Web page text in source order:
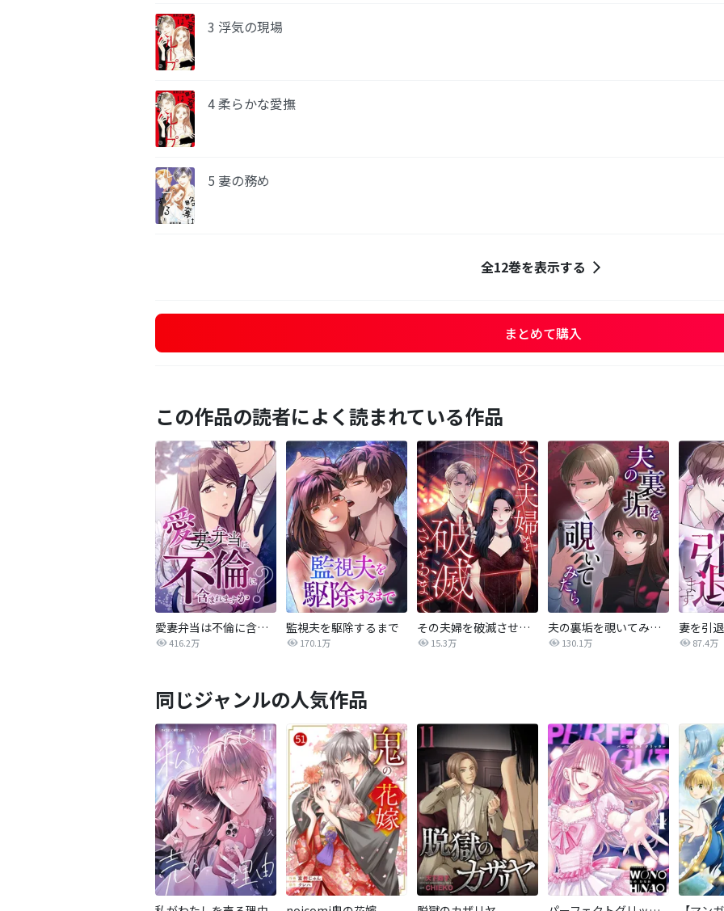
3 浮気の現場
4 柔らかな愛撫
5 妻の務め
全12巻を表示する
まとめて購入
この作品の読者によく読まれている作品
愛妻弁当は不倫に含まれますか？
416.2万
監視夫を駆除するまで
170.1万
その夫婦を破滅させるまで
15.3万
夫の裏垢を覗いてみたら
130.1万
妻を引
87.4万
同じジャンルの人気作品